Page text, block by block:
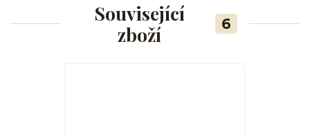
Související
zboží
6